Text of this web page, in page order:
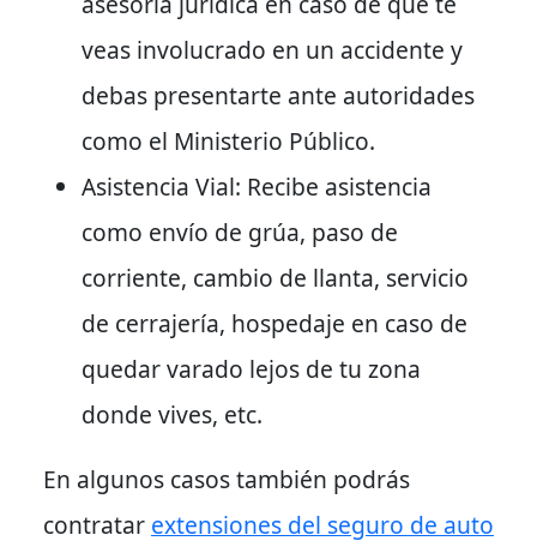
veas involucrado en un accidente y
debas presentarte ante autoridades
como el Ministerio Público.
Asistencia Vial: Recibe asistencia
como envío de grúa, paso de
corriente, cambio de llanta, servicio
de cerrajería, hospedaje en caso de
quedar varado lejos de tu zona
donde vives, etc.
En algunos casos también podrás
contratar extensiones del seguro de auto